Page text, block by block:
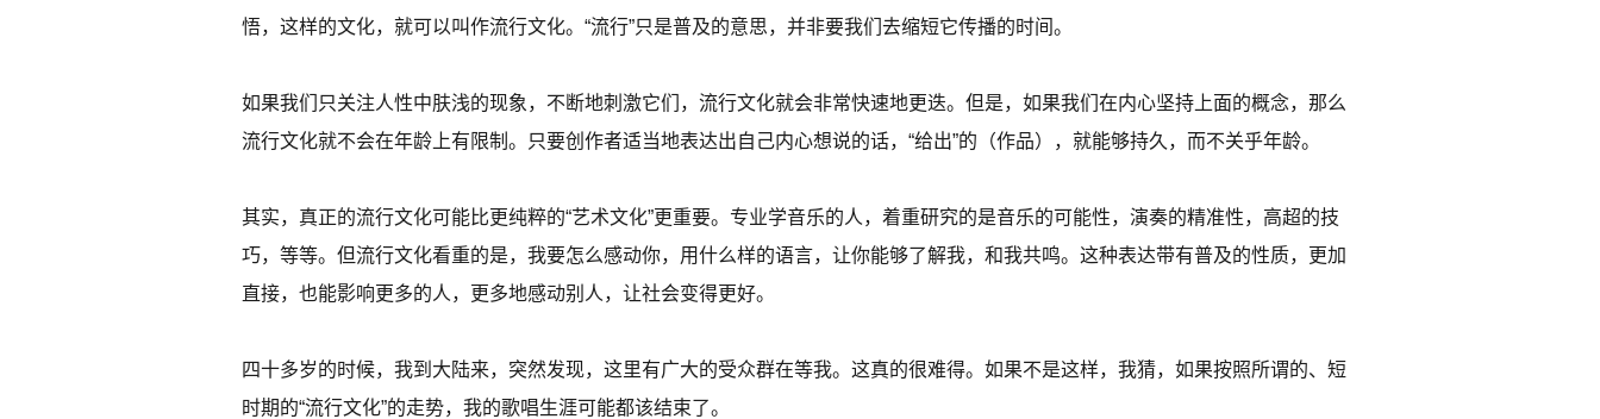
悟，这样的文化，就可以叫作流行文化。“流行”只是普及的意思，并非要我们去缩短它传播的时间。
如果我们只关注人性中肤浅的现象，不断地刺激它们，流行文化就会非常快速地更迭。但是，如果我们在内心坚持上面的概念，那么
流行文化就不会在年龄上有限制。只要创作者适当地表达出自己内心想说的话，“给出”的（作品），就能够持久，而不关乎年龄。
其实，真正的流行文化可能比更纯粹的“艺术文化”更重要。专业学音乐的人，着重研究的是音乐的可能性，演奏的精准性，高超的技
巧，等等。但流行文化看重的是，我要怎么感动你，用什么样的语言，让你能够了解我，和我共鸣。这种表达带有普及的性质，更加
直接，也能影响更多的人，更多地感动别人，让社会变得更好。
四十多岁的时候，我到大陆来，突然发现，这里有广大的受众群在等我。这真的很难得。如果不是这样，我猜，如果按照所谓的、短
时期的“流行文化”的走势，我的歌唱生涯可能都该结束了。